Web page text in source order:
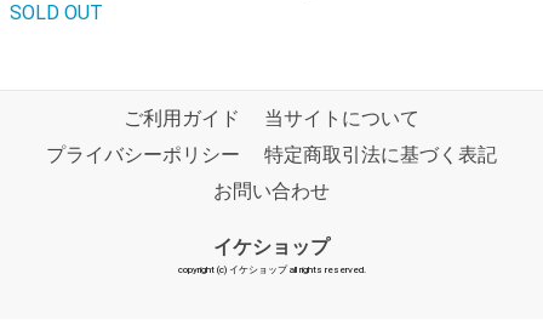
SOLD OUT
ご利用ガイド
当サイトについて
プライバシーポリシー
特定商取引法に基づく表記
お問い合わせ
イケショップ
copyright (c) イケショップ all rights reserved.